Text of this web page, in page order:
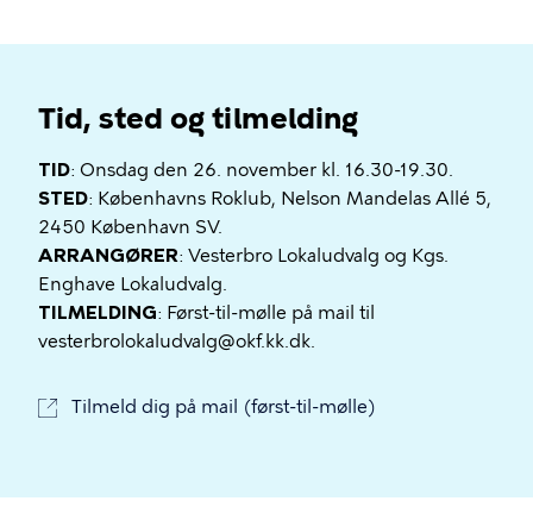
Tid, sted og tilmelding
TID: Onsdag den 26. november kl. 16.30-19.30.
STED: Københavns Roklub, Nelson Mandelas Allé 5,
2450 København SV.
ARRANGØRER: Vesterbro Lokaludvalg og Kgs.
Enghave Lokaludvalg.
TILMELDING: Først-til-mølle på mail til
vesterbrolokaludvalg@okf.kk.dk.
Tilmeld dig på mail (først-til-mølle)